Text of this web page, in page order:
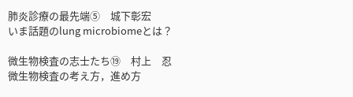
肺炎診療の最先端⑤ 城下彰宏
いま話題のlung microbiomeとは？
微生物検査の志士たち⑲ 村上 忍
微生物検査の考え方，進め方